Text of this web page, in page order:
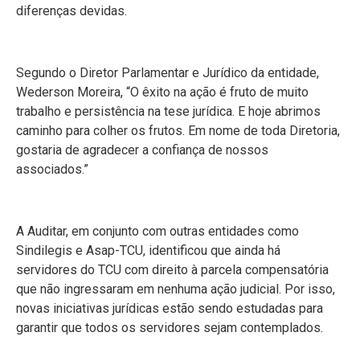
diferenças devidas.
Segundo o Diretor Parlamentar e Jurídico da entidade,
Wederson Moreira, “O êxito na ação é fruto de muito
trabalho e persistência na tese jurídica. E hoje abrimos
caminho para colher os frutos. Em nome de toda Diretoria,
gostaria de agradecer a confiança de nossos
associados.”
A Auditar, em conjunto com outras entidades como
Sindilegis e Asap-TCU, identificou que ainda há
servidores do TCU com direito à parcela compensatória
que não ingressaram em nenhuma ação judicial. Por isso,
novas iniciativas jurídicas estão sendo estudadas para
garantir que todos os servidores sejam contemplados.